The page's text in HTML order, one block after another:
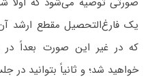
یک فارغ‌التحصیل مقطع ارشد آن
که در غیر این صورت بعداً
خواهید شد؛ و ثانیاً بتوانید در